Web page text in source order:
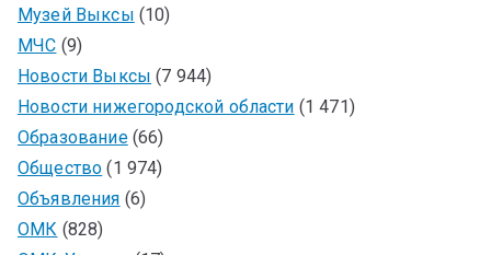
Музей Выксы (10)
МЧС (9)
Новости Выксы (7 944)
Новости нижегородской области (1 471)
Образование(66)
Общество (1 974)
Объявления (6)
ОМК (828)